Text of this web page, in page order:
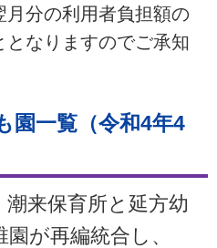
分の利用者負担額の
なりますのでご承知
園一覧（令和4年4
来保育所と延方幼
が再編統合し、